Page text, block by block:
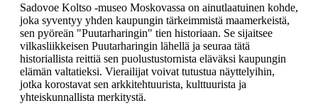
Sadovoe Koltso -museo Moskovassa on ainutlaatuinen kohde,
joka syventyy yhden kaupungin tärkeimmistä maamerkeistä,
sen pyöreän "Puutarharingin" tien historiaan. Se sijaitsee
vilkasliikkeisen Puutarharingin lähellä ja seuraa tätä
historiallista reittiä sen puolustustornista eläväksi kaupungin
elämän valtatieksi. Vierailijat voivat tutustua näyttelyihin,
jotka korostavat sen arkkitehtuurista, kulttuurista ja
yhteiskunnallista merkitystä.